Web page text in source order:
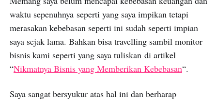
waktu sepenuhnya seperti yang saya impikan tetapi
merasakan kebebasan seperti ini sudah seperti impian
saya sejak lama. Bahkan bisa travelling sambil monitor
bisnis kami seperti yang saya tuliskan di artikel
“Nikmatnya Bisnis yang Memberikan Kebebasan“.
Saya sangat bersyukur atas hal ini dan berharap